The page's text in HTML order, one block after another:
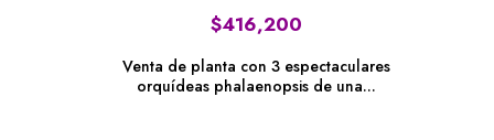
$416,200
Venta de planta con 3 espectaculares
orquídeas phalaenopsis de una...